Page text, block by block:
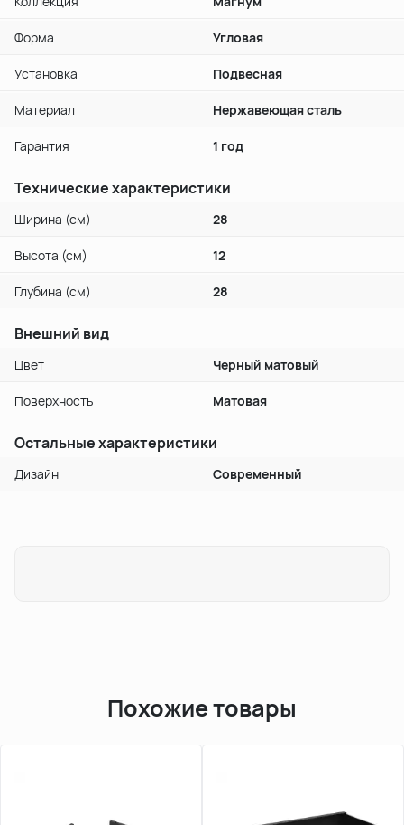
Форма Угловая
Установка Подвесная
Материал Нержавеющая сталь
Гарантия 1 год
Технические характеристики
Ширина (см) 28
Высота (см) 12
Глубина (см) 28
Внешний вид
Цвет Черный матовый
Поверхность Матовая
Остальные характеристики
Дизайн Современный
Похожие товары